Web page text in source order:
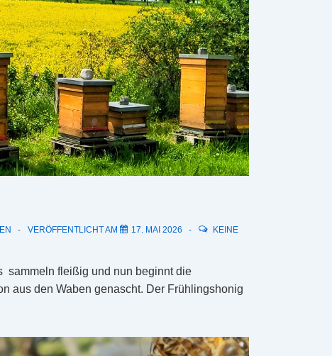
VERÖFFENTLICHT AM 17. MAI 2026
KEINE
sammeln fleißig und nun beginnt die
aus den Waben genascht. Der Frühlingshonig